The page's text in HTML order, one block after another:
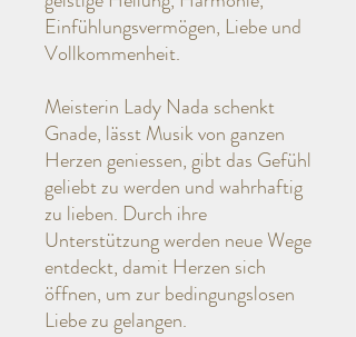
Einfühlungsvermögen, Liebe und
Vollkommenheit.
Meisterin Lady Nada schenkt
Gnade, lässt Musik von ganzen
Herzen geniessen, gibt das Gefühl
geliebt zu werden und wahrhaftig
zu lieben. Durch ihre
Unterstützung werden neue Wege
entdeckt, damit Herzen sich
öffnen, um zur bedingungslosen
Liebe zu gelangen.